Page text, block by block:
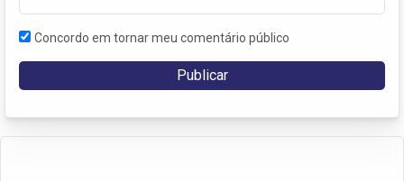
Concordo em tornar meu comentário público